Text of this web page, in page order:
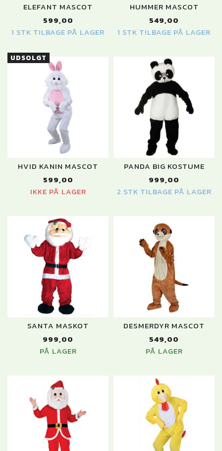
ELEFANT MASCOT
599,00
1 STK TILBAGE PÅ LAGER
HUMMER MASCOT
549,00
1 STK TILBAGE PÅ LAGER
UDSOLGT
HVID KANIN MASCOT
599,00
IKKE PÅ LAGER
PANDA BIG KOSTUME
999,00
2 STK TILBAGE PÅ LAGER
SANTA MASKOT
999,00
PÅ LAGER
DESMERDYR MASCOT
549,00
PÅ LAGER